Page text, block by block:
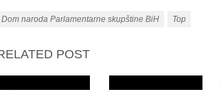
Dom naroda Parlamentarne skupštine BiH Top
POST